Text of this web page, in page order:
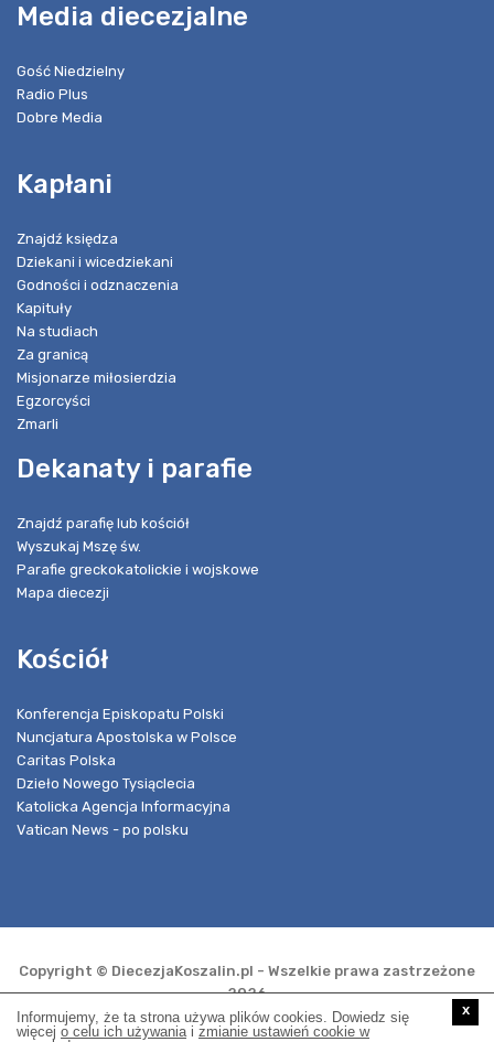
Media diecezjalne
Gość Niedzielny
Radio Plus
Dobre Media
Kapłani
Znajdź księdza
Dziekani i wicedziekani
Godności i odznaczenia
Kapituły
Na studiach
Za granicą
Misjonarze miłosierdzia
Egzorcyści
Zmarli
Dekanaty i parafie
Znajdź parafię lub kościół
Wyszukaj Mszę św.
Parafie greckokatolickie i wojskowe
Mapa diecezji
Kościół
Konferencja Episkopatu Polski
Nuncjatura Apostolska w Polsce
Caritas Polska
Dzieło Nowego Tysiąclecia
Katolicka Agencja Informacyjna
Vatican News - po polsku
Copyright © DiecezjaKoszalin.pl - Wszelkie prawa zastrzeżone
2026
Informujemy, że ta strona używa plików cookies. Dowiedz się
więcej o celu ich używaniai zmianie ustawień cookie w
x